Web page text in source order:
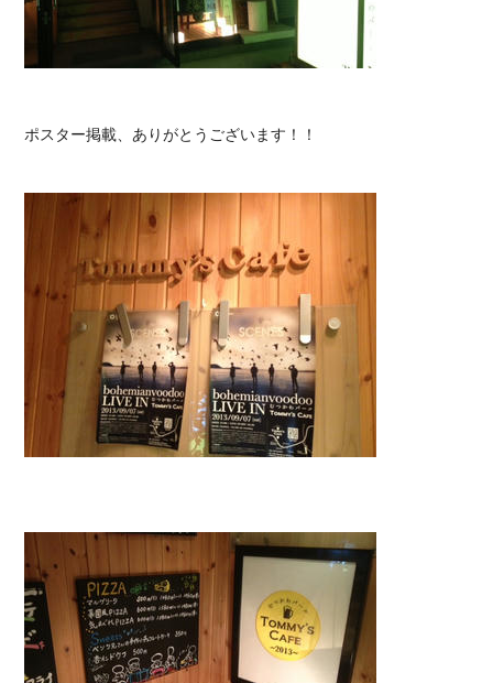
ポスター掲載、ありがとうございます！！